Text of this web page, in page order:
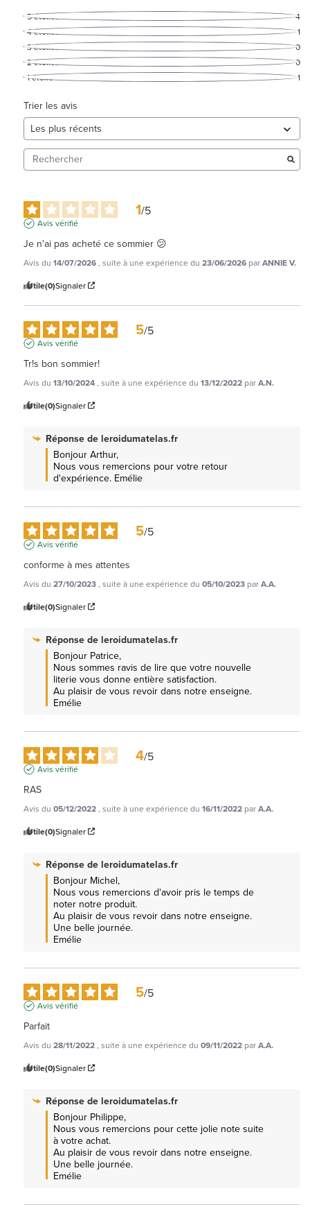
5étoiles
4
4étoiles
1
3étoiles
0
2étoiles
0
1étoile 1
Trier les avis
1/5
Avis vérifié
Je n'ai pas acheté ce sommier 😕
Avis du 14/07/2026, suite à une expérience du 23/06/2026 parANNIE V.
Utile(0)Signaler
5/5
Avis vérifié
Tr!s bon sommier!
Avis du 13/10/2024, suite à une expérience du 13/12/2022 parA.N.
Utile(0)Signaler
Réponse de leroidumatelas.fr
Bonjour Arthur,
Nous vous remercions pour votre retour
d'expérience. Emélie
5/5
Avis vérifié
conforme à mes attentes
Avis du 27/10/2023, suite à une expérience du 05/10/2023 parA.A.
Utile(0)Signaler
Réponse de leroidumatelas.fr
Bonjour Patrice,
Nous sommes ravis de lire que votre nouvelle
literie vous donne entière satisfaction.
Au plaisir de vous revoir dans notre enseigne.
Emélie
4/5
Avis vérifié
RAS
Avis du 05/12/2022, suite à une expérience du 16/11/2022 parA.A.
Utile(0)Signaler
Réponse de leroidumatelas.fr
Bonjour Michel,
Nous vous remercions d'avoir pris le temps de
noter notre produit.
Au plaisir de vous revoir dans notre enseigne.
Une belle journée.
Emélie
5/5
Avis vérifié
Parfait
Avis du 28/11/2022, suite à une expérience du 09/11/2022 parA.A.
Utile(0)Signaler
Réponse de leroidumatelas.fr
Bonjour Philippe,
Nous vous remercions pour cette jolie note suite
à votre achat.
Au plaisir de vous revoir dans notre enseigne.
Une belle journée.
Emélie